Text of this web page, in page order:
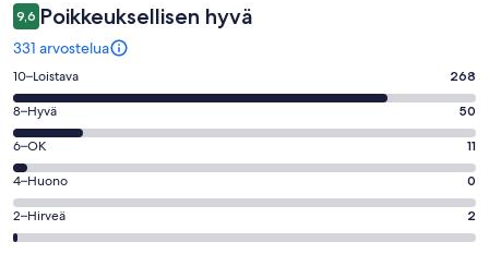
9,6 Poikkeuksellisen hyvä
331 arvostelua
Arvosana
10
-
Loistava.
268
kautta
331
arvostelua
10–Loistava 268
Arvosana
8
-
Hyvä.
50
kautta
8–Hyvä 50
Arvosana
6
-
OK.
11
6–OK 11
Arvosana
4
-
4–Huono 0
Arvosana
2
2–Hirveä 2